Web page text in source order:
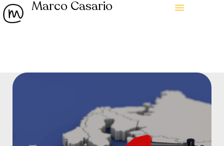
Marco Casario